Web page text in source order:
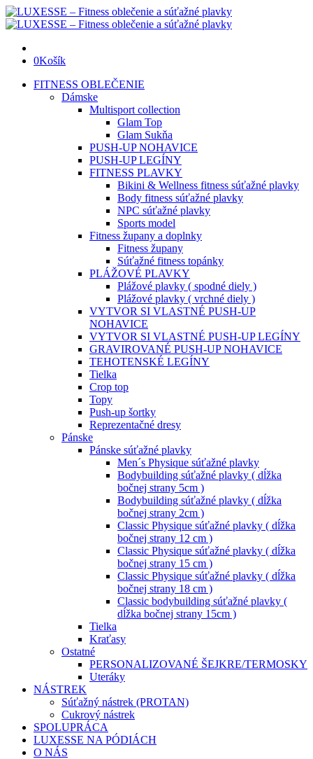
0Košík
FITNESS OBLEČENIE
Dámske
Multisport collection
Glam Top
Glam Sukňa
PUSH-UP NOHAVICE
PUSH-UP LEGÍNY
FITNESS PLAVKY
Bikini & Wellness fitness súťažné plavky
Body fitness súťažné plavky
NPC súťažné plavky
Sports model
Fitness župany a doplnky
Fitness župany
Súťažné fitness topánky
PLÁŽOVÉ PLAVKY
Plážové plavky ( spodné diely )
Plážové plavky ( vrchné diely )
VYTVOR SI VLASTNÉ PUSH-UP
NOHAVICE
VYTVOR SI VLASTNÉ PUSH-UP LEGÍNY
GRAVIROVANÉ PUSH-UP NOHAVICE
TEHOTENSKÉ LEGÍNY
Tielka
Crop top
Topy
Push-up šortky
Reprezentačné dresy
Pánske
Pánske súťažné plavky
Men´s Physique súťažné plavky
Bodybuilding súťažné plavky ( dĺžka
bočnej strany 5cm )
Bodybuilding súťažné plavky ( dĺžka
bočnej strany 2cm )
Classic Physique súťažné plavky ( dĺžka
bočnej strany 12 cm )
Classic Physique súťažné plavky ( dĺžka
bočnej strany 15 cm )
Classic Physique súťažné plavky ( dĺžka
bočnej strany 18 cm )
Classic bodybuilding súťažné plavky (
dĺžka bočnej strany 15cm )
Tielka
Kraťasy
Ostatné
PERSONALIZOVANÉ ŠEJKRE/TERMOSKY
Uteráky
NÁSTREK
Súťažný nástrek (PROTAN)
Cukrový nástrek
SPOLUPRÁCA
LUXESSE NA PÓDIÁCH
O NÁS